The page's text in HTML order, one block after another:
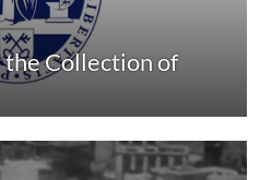
Collection of